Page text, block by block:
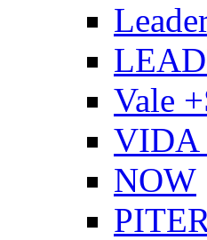
Vale
VIDA
NOW